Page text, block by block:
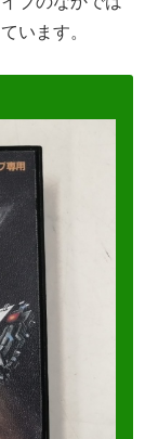
います。